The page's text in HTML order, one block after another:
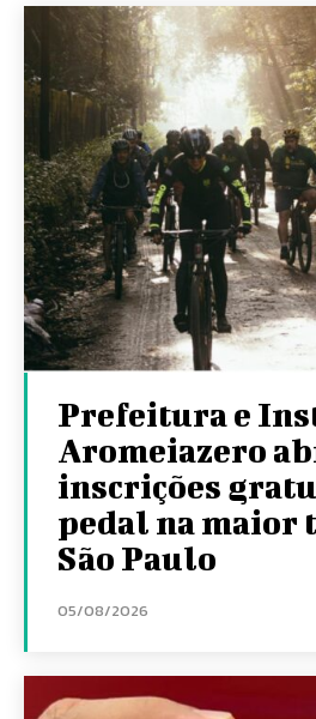
Prefeitura e
Aromeiazero
inscrições
pedal na maior
São Paulo
05/08/2026